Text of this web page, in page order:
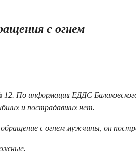
с огнем
По информации ЕДДС
и пострадавших нет.
с огнем мужчины, он